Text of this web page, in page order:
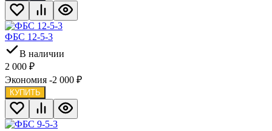
ФБС 12-5-3
В наличии
2 000 ₽
Экономия -2 000 ₽
КУПИТЬ